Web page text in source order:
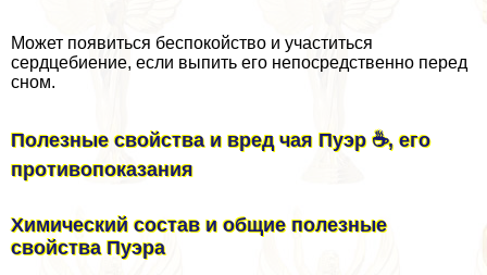
Может появиться беспокойство и участиться
сердцебиение, если выпить его непосредственно перед
сном.
Полезные свойства и вред чая Пуэр ☕, его
противопоказания
Химический состав и общие полезные
свойства Пуэра